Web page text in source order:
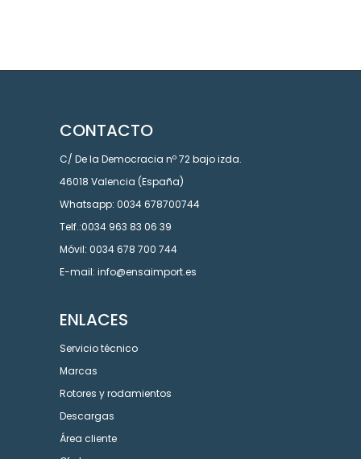
CONTACTO
C/ De la Democracia nº 72 bajo izda.
46018 Valencia (España)
Whatsapp: 0034 678700744
Telf.:0034 963 83 06 39
Móvil: 0034 678 700 744
E-mail: info@ensaimport.es
ENLACES
Servicio técnico
Marcas
Rotores y rodamientos
Descargas
Área cliente